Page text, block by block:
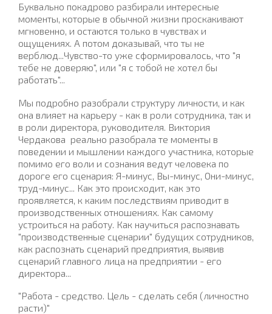
Буквально покадрово разбирали интересные
моменты, которые в обычной жизни проскакивают
мгновенно, и остаются только в чувствах и
ощущениях. А потом доказывай, что ты не
верблюд...Чувство-то уже сформировалось, что "я
тебе не доверяю", или "я с тобой не хотел бы
работать"...
Мы подробно разобрали структуру личности, и как
она влияет на карьеру - как в роли сотрудника, так и
в роли директора, руководителя. Виктория
Чердакова реально разобрала те моменты в
поведении и мышлении каждого участника, которые
помимо его воли и сознания ведут человека по
дороге его сценария: Я-минус, Вы-минус, Они-минус,
труд-минус... Как это происходит, как это
проявляется, к каким последствиям приводит в
производственных отношениях. Как самому
устроиться на работу. Как научиться распознавать
"производственные сценарии" будущих сотрудников,
как распознать сценарий предприятия, выявив
сценарий главного лица на предприятии - его
директора...
"Работа - средство. Цель - сделать себя (личностно
расти)"